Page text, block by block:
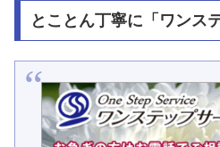
とことん丁寧に「ワンス